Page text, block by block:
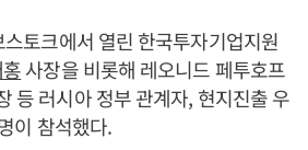
토크에서 열린 한국투자기업지원
사장을 비롯해 레오니드 페투호프
등 러시아 정부 관계자, 현지진출 우
이 참석했다.